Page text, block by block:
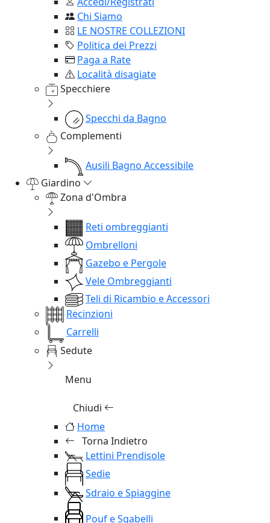
Chi Siamo
LE NOSTRE COLLEZIONI
Politica dei Prezzi
Paga a Rate
Località disagiate
Specchiere
Specchi da Bagno
Complementi
Ausili Bagno Accessibile
Giardino
Zona d'Ombra
Reti ombreggianti
Ombrelloni
Gazebo e Pergole
Vele Ombreggianti
Teli di Ricambio e Accessori
Recinzioni
Carrelli
Sedute
Menu
Chiudi
Home
Torna Indietro
Lettini Prendisole
Sedie
Sdraio e Spiaggine
Pouf e Sgabelli